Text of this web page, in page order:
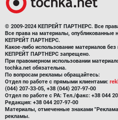
© 2009-2024 КЕПРЕЙТ ПАРТНЕРС. Все
Все права на материалы, опубликованные
КЕПРЕЙТ ПАРТНЕРС.
Какое-либо использование материалов
КЕПРЕЙТ ПАРТНЕРС запрещено.
При правомерном использовании
tochka.net обязательна.
По вопросам рекламы обращайтесь:
Отдел по работе с прямыми клиентами:
(044) 207-33-05, +38 (044) 207-97-00
Отдел по работе с РА: Тел./факс: +38 044
Редакция: +38 044 207-97-00
Материалы, отмеченные знаками
рекламы.